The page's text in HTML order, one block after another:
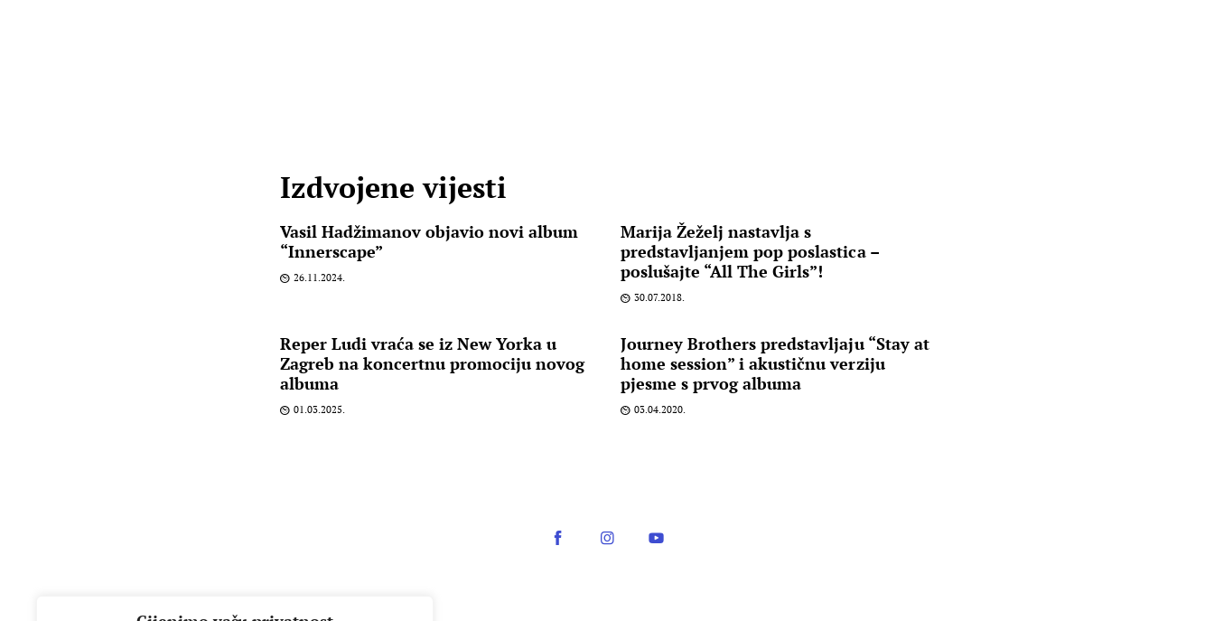
Izdvojene vijesti
Vasil Hadžimanov objavio novi album
“Innerscape”
26.11.2024.
Marija Žeželj nastavlja s
predstavljanjem pop poslastica –
poslušajte “All The Girls”!
30.07.2018.
Reper Ludi vraća se iz New Yorka u
Zagreb na koncertnu promociju novog
albuma
01.03.2025.
Journey Brothers predstavljaju “Stay at
home session” i akustičnu verziju
pjesme s prvog albuma
03.04.2020.